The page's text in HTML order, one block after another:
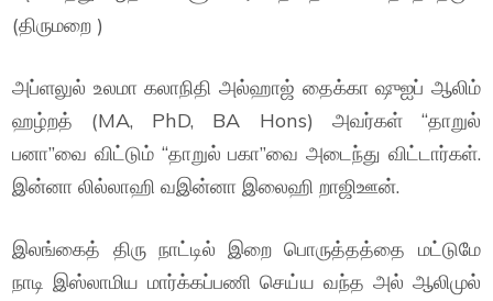
(திருமறை )
அப்ளலுல் உலமா கலாநிதி அல்ஹாஜ் தைக்கா ஷுஐப் ஆலிம்
ஹழ்றத் (MA, PhD, BA Hons) அவர்கள் “தாறுல்
பனா”வை விட்டும் “தாறுல் பகா”வை அடைந்து விட்டார்கள்.
இன்னா லில்லாஹி வஇன்னா இலைஹி றாஜிஊன்.
இலங்கைத் திரு நாட்டில் இறை பொருத்தத்தை மட்டுமே
நாடி இஸ்லாமிய மார்க்கப்பணி செய்ய வந்த அல் ஆலிமுல்